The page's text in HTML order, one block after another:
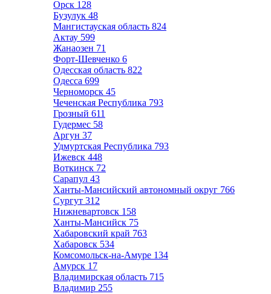
Орск 128
Бузулук 48
Мангистауская область 824
Актау 599
Жанаозен 71
Форт-Шевченко 6
Одесская область 822
Одесса 699
Черноморск 45
Чеченская Республика 793
Грозный 611
Гудермес 58
Аргун 37
Удмуртская Республика 793
Ижевск 448
Воткинск 72
Сарапул 43
Ханты-Мансийский автономный округ 766
Сургут 312
Нижневартовск 158
Ханты-Мансийск 75
Хабаровский край 763
Хабаровск 534
Комсомольск-на-Амуре 134
Амурск 17
Владимирская область 715
Владимир 255